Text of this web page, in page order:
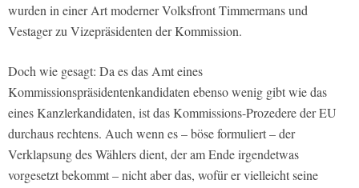
wurden in einer Art moderner Volksfront Timmermans und
Vestager zu Vizepräsidenten der Kommission.
Doch wie gesagt: Da es das Amt eines
Kommissionspräsidentenkandidaten ebenso wenig gibt wie das
eines Kanzlerkandidaten, ist das Kommissions-Prozedere der EU
durchaus rechtens. Auch wenn es – böse formuliert – der
Verklapsung des Wählers dient, der am Ende irgendetwas
vorgesetzt bekommt – nicht aber das, wofür er vielleicht seine